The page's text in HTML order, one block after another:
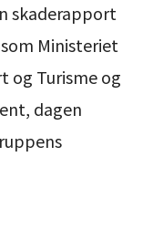
skaderapport
Ministeriet
og Turisme og
dagen